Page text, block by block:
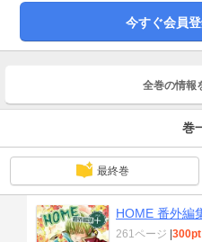
今すぐ会員
全巻の情報
巻
最終巻
HOME 番外編
261ページ 300pt